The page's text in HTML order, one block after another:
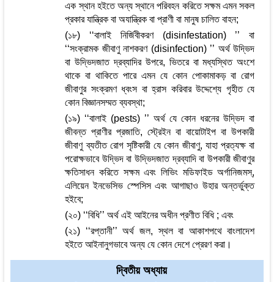
এক স্থান হইতে অন্য স্থানে পরিবহন করিতে সক্ষম এমন সকল
প্রকার যান্ত্রিক বা অযান্ত্রিক বা প্রাণী বা মানুষ চালিত বাহন;
(১৮) ‘‘বালাই নির্জিবীকরণ (disinfestation) ’’ বা
‘‘সংক্রামক জীবাণু নাশকরণ (disinfection) ’’ অর্থ উদ্ভিদ
বা উদ্ভিদজাত দ্রব্যাদির উপরে, ভিতরে বা মধ্যস্থিত অংশে
থাকে বা থাকিতে পারে এমন যে কোন পোকামাকড় বা রোগ
জীবাণুর সংক্রমণ ধ্বংস বা হ্রাস করিবার উদ্দেশ্যে গৃহীত যে
কোন বিজ্ঞানসম্মত ব্যবস্থা;
(১৯) ‘‘বালাই (pests) ’’ অর্থ যে কোন ধরনের উদ্ভিদ বা
জীবন্ত প্রাণীর প্রজাতি, স্ট্রেইন বা বায়োটাইপ বা উপকারী
জীবাণু ব্যতীত রোগ সৃষ্টিকারী যে কোন জীবাণু, যাহা প্রত্যক্ষ বা
পরোক্ষভাবে উদ্ভিদ বা উদ্ভিদজাত দ্রব্যাদি বা উপকারী জীবাণুর
ক্ষতিসাধন করিতে সক্ষম এবং লিভিং মডিফাইড অর্গানিজমস্,
এলিয়েন ইনভেসিভ স্পেসিস এবং আগাছাও উহার অন্তর্ভুক্ত
হইবে;
(২০) ‘‘বিধি’’ অর্থ এই আইনের অধীন প্রণীত বিধি ; এবং
(২১) ‘‘রপ্তানী’’ অর্থ জল, স্থল বা আকাশপথে বাংলাদেশ
হইতে আইনানুগভাবে অন্য যে কোন দেশে প্রেরণ করা।
দ্বিতীয় অধ্যায়